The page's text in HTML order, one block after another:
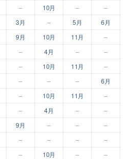
– 10月 – –
3月 – 5月
6月
9月 10月 11月 –
– 4月 –
–
– 10月 11月 –
– – –
6月
– 10月 11月 –
– 4月 –
–
9月 – – –
– – –
–
– 10月 – –